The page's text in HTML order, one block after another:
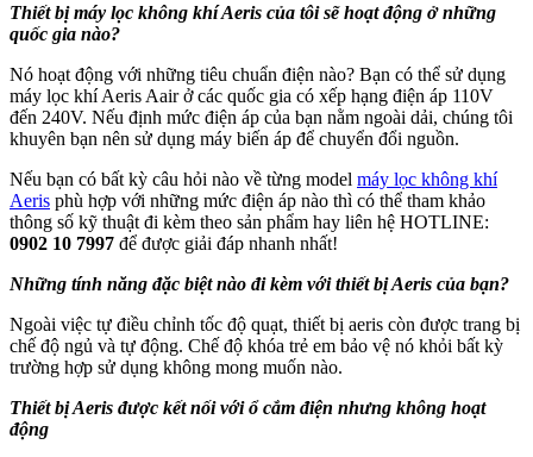
Thiết bị máy lọc không khí Aeris của tôi sẽ hoạt động ở những
quốc gia nào?
Nó hoạt động với những tiêu chuẩn điện nào? Bạn có thể sử dụng
máy lọc khí Aeris Aair ở các quốc gia có xếp hạng điện áp 110V
đến 240V. Nếu định mức điện áp của bạn nằm ngoài dải, chúng tôi
khuyên bạn nên sử dụng máy biến áp để chuyển đổi nguồn.
Nếu bạn có bất kỳ câu hỏi nào về từng model máy lọc không khí
Aeris phù hợp với những mức điện áp nào thì có thể tham khảo
thông số kỹ thuật đi kèm theo sản phẩm hay liên hệ HOTLINE:
0902 10 7997 để được giải đáp nhanh nhất!
Những tính năng đặc biệt nào đi kèm với thiết bị Aeris của bạn?
Ngoài việc tự điều chỉnh tốc độ quạt, thiết bị aeris còn được trang bị
chế độ ngủ và tự động. Chế độ khóa trẻ em bảo vệ nó khỏi bất kỳ
trường hợp sử dụng không mong muốn nào.
Thiết bị Aeris được kết nối với ổ cắm điện nhưng không hoạt
động